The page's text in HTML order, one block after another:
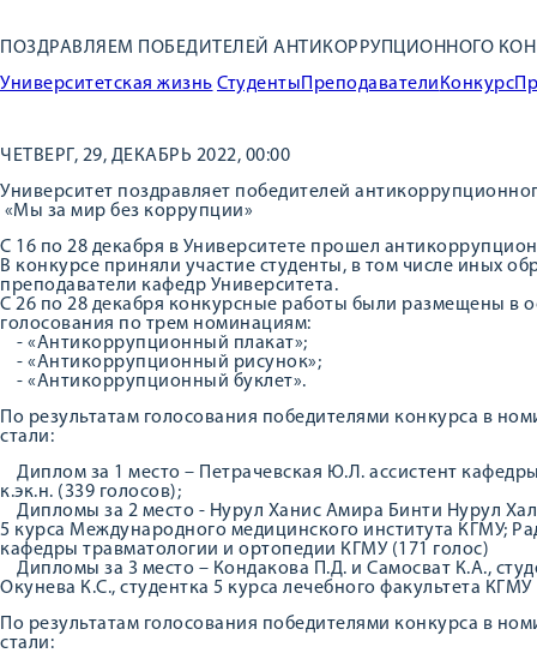
ПОЗДРАВЛЯЕМ ПОБЕДИТЕЛЕЙ АНТИКОРРУПЦИОННОГО
Университетская жизнь Студенты Преподаватели Конкурс
ЧЕТВЕРГ, 29, ДЕКАБРЬ 2022, 00:00
Университет поздравляет победителей
«Мы за мир без коррупции»
С 16 по 28 декабря в Университете прошел
В конкурсе приняли участие студенты, в том числе иных
преподаватели кафедр Университета.
С 26 по 28 декабря конкурсные работы были размещены в
голосования по трем номинациям:
- «Антикоррупционный плакат»;
- «Антикоррупционный рисунок»;
- «Антикоррупционный буклет».
По результатам голосования победителями конкурса в
стали:
Диплом за 1 место – Петрачевская Ю.Л. ассистент
к.эк.н. (339 голосов);
Дипломы за 2 место - Нурул Ханис Амира Бинти Нурул
5 курса Международного медицинского института КГМУ;
кафедры травматологии и ортопедии КГМУ (171 голос)
Дипломы за 3 место – Кондакова П.Д. и Самосват К.А.,
Окунева К.С., студентка 5 курса лечебного факультета КГМУ
По результатам голосования победителями конкурса в
стали: